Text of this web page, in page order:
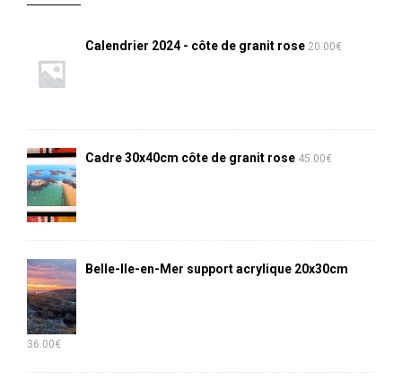
Calendrier 2024 - côte de granit rose 20.00€
Cadre 30x40cm côte de granit rose 45.00€
Belle-Ile-en-Mer support acrylique 20x30cm
36.00€